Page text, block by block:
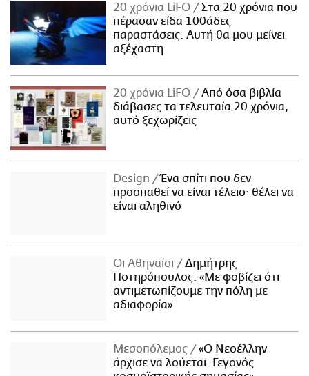
20 χρόνια LiFO
Στα 20 χρόνια που
πέρασαν είδα 100άδες
παραστάσεις. Αυτή θα μου μείνει
αξέχαστη
20 χρόνια LiFO
Από όσα βιβλία
διάβασες τα τελευταία 20 χρόνια,
αυτό ξεχωρίζεις
Design
Ένα σπίτι που δεν
προσπαθεί να είναι τέλειο· θέλει να
είναι αληθινό
Οι Αθηναίοι
Δημήτρης
Ποτηρόπουλος: «Με φοβίζει ότι
αντιμετωπίζουμε την πόλη με
αδιαφορία»
Μεσοπόλεμος
«Ο Νεοέλλην
άρχισε να λούεται. Γεγονός